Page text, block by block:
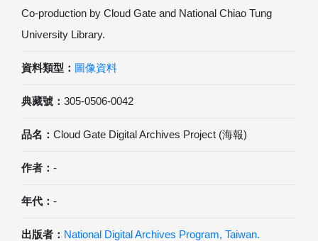
Co-production by Cloud Gate and National Chiao Tung
University Library.
資料類型： 圖像資料
典藏號： 305-0506-0042
品名： Cloud Gate Digital Archives Project (海報)
作者： -
年代： -
出版者： National Digital Archives Program, Taiwan.